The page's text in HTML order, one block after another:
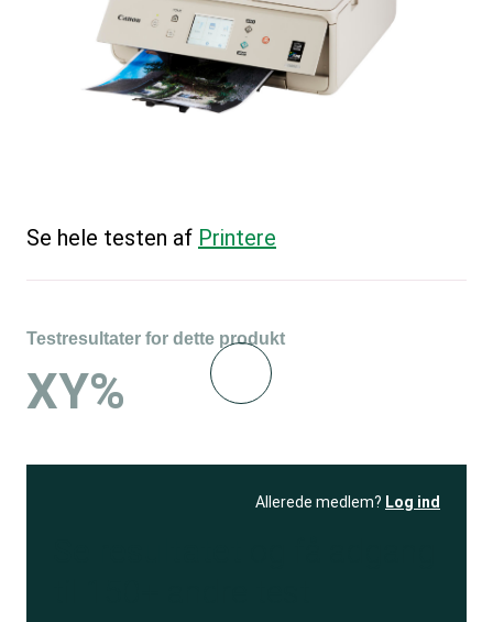
Se hele testen af Printere
Testresultater for dette produkt
XY%
Allerede medlem? Log ind